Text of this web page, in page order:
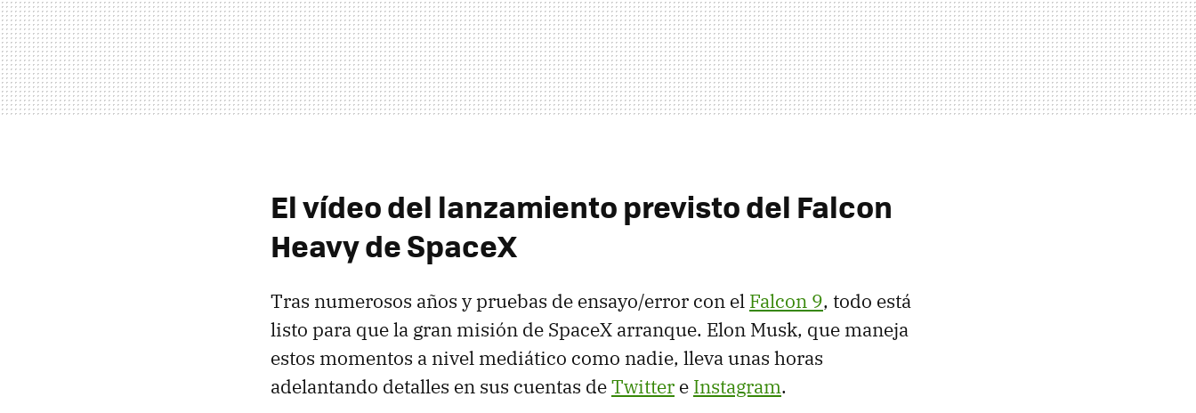
El vídeo del lanzamiento previsto del Falcon
Heavy de SpaceX
Tras numerosos años y pruebas de ensayo/error con el Falcon 9, todo está
listo para que la gran misión de SpaceX arranque. Elon Musk, que maneja
estos momentos a nivel mediático como nadie, lleva unas horas
adelantando detalles en sus cuentas deTwitter e Instagram.